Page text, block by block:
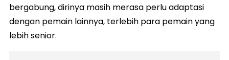
bergabung, dirinya masih merasa perlu adaptasi
dengan pemain lainnya, terlebih para pemain yang
lebih senior.